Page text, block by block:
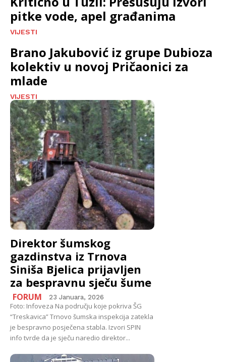
pitke vode, apel građanima
VIJESTI
Brano Jakubović iz grupe Dubioza
kolektiv u novoj Pričaonici za
mlade
VIJESTI
Direktor šumskog
gazdinstva iz Trnova
Siniša Bjelica prijavljen
za bespravnu sječu šume
FORUM 23 Januara, 2026
Foto: Infoveza Na području koje pokriva ŠG
“Treskavica” Trnovo šumska inspekcija zatekla
je bespravno posječena stabla. Izvori SPIN
info tvrde da je sječu naredio direktor...